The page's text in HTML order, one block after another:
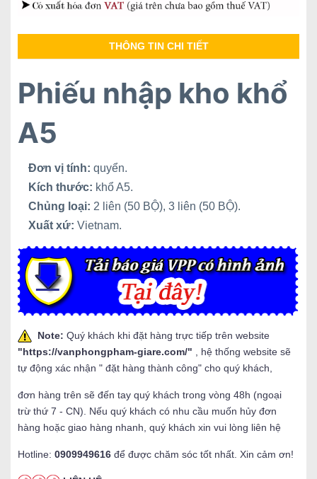
THÔNG TIN CHI TIẾT
Phiếu nhập kho khổ
A5
Đơn vị tính: quyển.
Kích thước: khổ A5.
Chủng loại: 2 liên (50 BỘ), 3 liên (50 BỘ).
Xuất xứ: Vietnam.
Note: Quý khách khi đặt hàng trực tiếp trên website
"https://vanphongpham-giare.com/"
, hệ thống website sẽ
tự động xác nhận " đặt hàng thành công" cho quý khách,
đơn hàng trên sẽ đến tay quý khách trong vòng 48h (ngoại
trừ thứ 7 - CN). Nếu quý khách có nhu cầu muốn hủy đơn
hàng hoặc giao hàng nhanh, quý khách xin vui lòng liên hệ
Hotline: 0909949616 để được chăm sóc tốt nhất. Xin cảm ơn!